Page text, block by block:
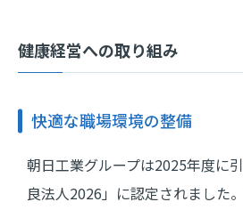
健康経営への取り組み
快適な職場環境の整備
朝日工業グループは2025年度に
良法人2026」に認定されました